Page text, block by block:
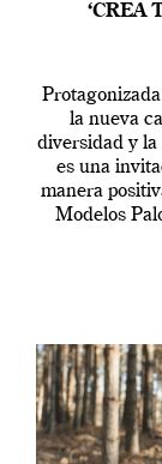
‘CREA
la nueva
diversidad y la
es una
manera
Modelos